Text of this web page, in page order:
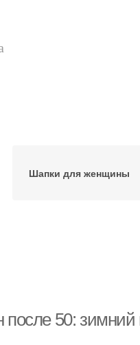
Шапки для женщины
50: